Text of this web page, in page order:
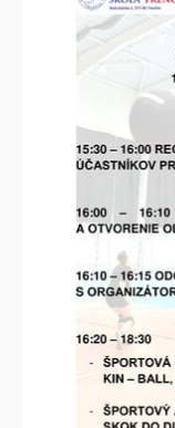
podpora